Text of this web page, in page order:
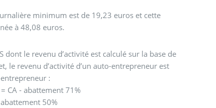
minimum est de 19,23 euros et cette
à 48,08 euros.
dont le revenu d’activité est calculé sur la base de
le revenu d’activité d’un auto-entrepreneur est
:
CA - abattement 71%
50%